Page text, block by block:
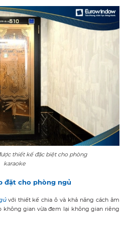
thiết kế đặc biệt cho phòng
karaoke
đặt cho phòng ngủ
với thiết kế chia ô và khả năng cách âm
không gian vừa đem lại không gian riêng